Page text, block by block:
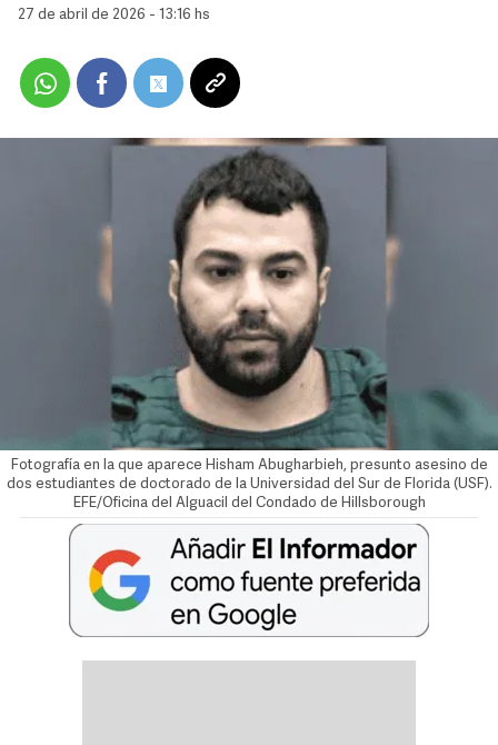
27 de abril de 2026 - 13:16 hs
Fotografía en la que aparece Hisham Abugharbieh, presunto asesino de
dos estudiantes de doctorado de la Universidad del Sur de Florida (USF).
EFE/Oficina del Alguacil del Condado de Hillsborough